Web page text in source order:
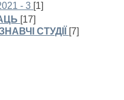
- 3 [1]
[17]
СТУДІЇ
[7]